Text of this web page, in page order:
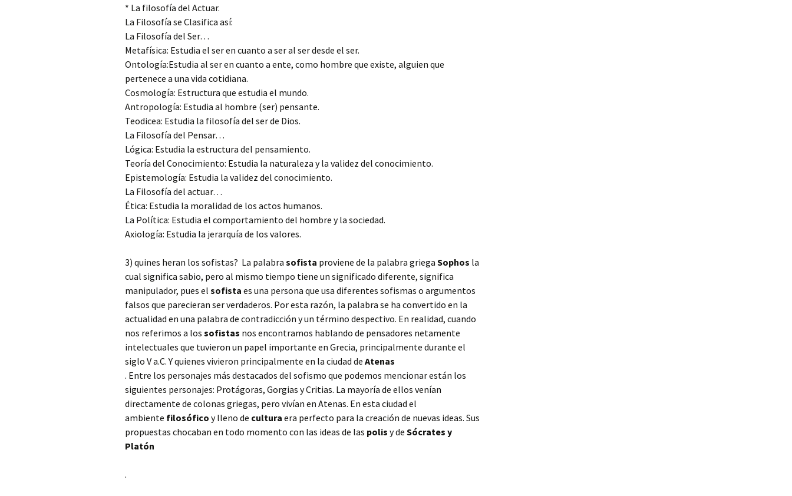
* La filosofía del Actuar.
La Filosofía se Clasifica así:
La Filosofía del Ser…
Metafísica: Estudia el ser en cuanto a ser al ser desde el ser.
Ontología:Estudia al ser en cuanto a ente, como hombre que existe, alguien que
pertenece a una vida cotidiana.
Cosmología: Estructura que estudia el mundo.
Antropología: Estudia al hombre (ser) pensante.
Teodicea: Estudia la filosofía del ser de Dios.
La Filosofía del Pensar…
Lógica: Estudia la estructura del pensamiento.
Teoría del Conocimiento: Estudia la naturaleza y la validez del conocimiento.
Epistemología: Estudia la validez del conocimiento.
La Filosofía del actuar…
Ética: Estudia la moralidad de los actos humanos.
La Política: Estudia el comportamiento del hombre y la sociedad.
Axiología: Estudia la jerarquía de los valores.
3) quines heran los sofistas? La palabra sofista proviene de la palabra griega Sophos la
cual significa sabio, pero al mismo tiempo tiene un significado diferente, significa
manipulador, pues el sofista es una persona que usa diferentes sofismas o argumentos
falsos que parecieran ser verdaderos. Por esta razón, la palabra se ha convertido en la
actualidad en una palabra de contradicción y un término despectivo. En realidad, cuando
nos referimos a los sofistas nos encontramos hablando de pensadores netamente
intelectuales que tuvieron un papel importante en Grecia, principalmente durante el
siglo V a.C. Y quienes vivieron principalmente en la ciudad de Atenas
. Entre los personajes más destacados del sofismo que podemos mencionar están los
siguientes personajes: Protágoras, Gorgias y Critias. La mayoría de ellos venían
directamente de colonas griegas, pero vivían en Atenas. En esta ciudad el
ambiente filosófico y lleno de cultura era perfecto para la creación de nuevas ideas. Sus
propuestas chocaban en todo momento con las ideas de las polis y de Sócrates y
Platón
.